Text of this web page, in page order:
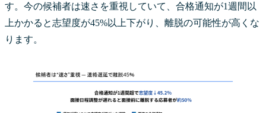
す。今の候補者は速さを重視していて、合格通知が1週間以
上かかると志望度が45%以上下がり、離脱の可能性が高くな
ります。